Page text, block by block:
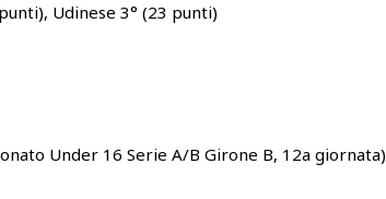
Udinese 3° (23 punti)
Under 16 Serie A/B Girone B, 12a giornata)